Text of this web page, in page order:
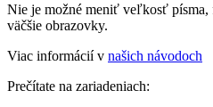
Nie je možné meniť veľkosť písma,
väčšie obrazovky.
Viac informácií v našich návodoch
Prečítate na zariadeniach: